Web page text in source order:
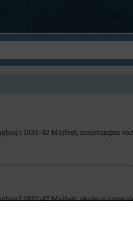
I 1932-42 Majfest, majstangen
I 1932-42 Majfest, skolens unge